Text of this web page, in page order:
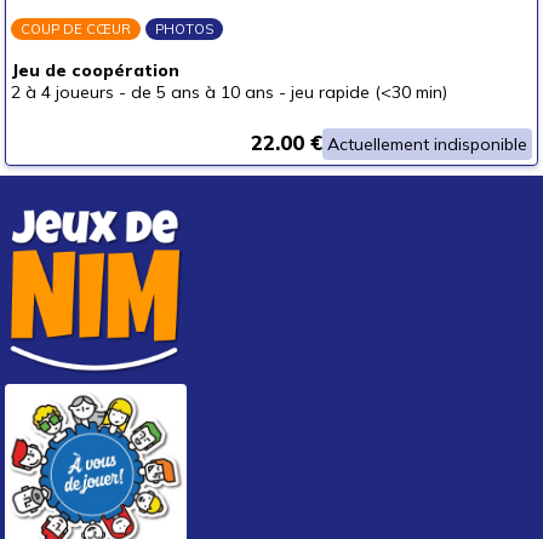
50 € et au-delà
COUP DE CŒUR PHOTOS
Jeu de coopération
2 à 4 joueurs - de 5 ans à 10 ans - jeu rapide (<30 min)
Actuellement indisponible
22.00 €